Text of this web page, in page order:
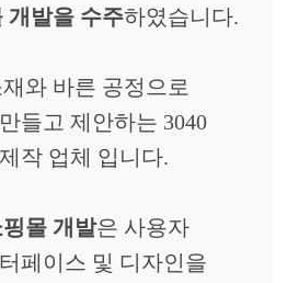
개발을 수주하였습니다.
와 바른 공정으로
들고 제안하는 3040
작 업체 입니다.
몰 개발은 사용자
페이스 및 디자인을